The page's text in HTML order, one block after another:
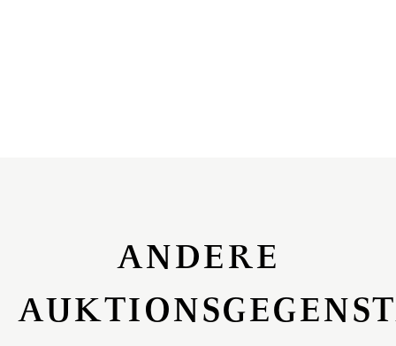
ANDERE